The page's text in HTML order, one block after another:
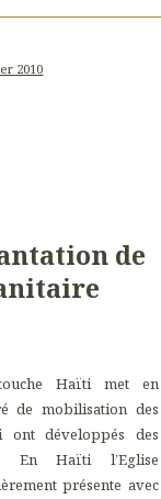
2010
de
Haïti met en
de mobilisation des
ont développés des
En Haïti l’Eglise
présente avec